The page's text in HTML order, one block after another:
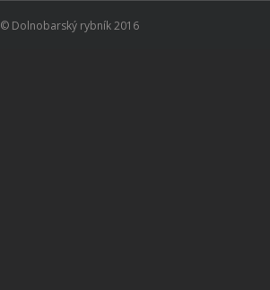
© Dolnobarský rybník 2016